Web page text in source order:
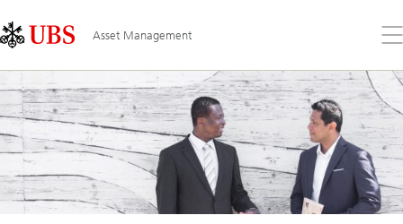
Links
Area
Asset Management
Sie